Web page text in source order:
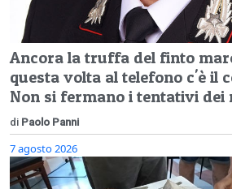
Ancora la truffa del finto
questa volta al telefono c'è il
Non si fermano i tentativi dei
di Paolo Panni
7 agosto 2026